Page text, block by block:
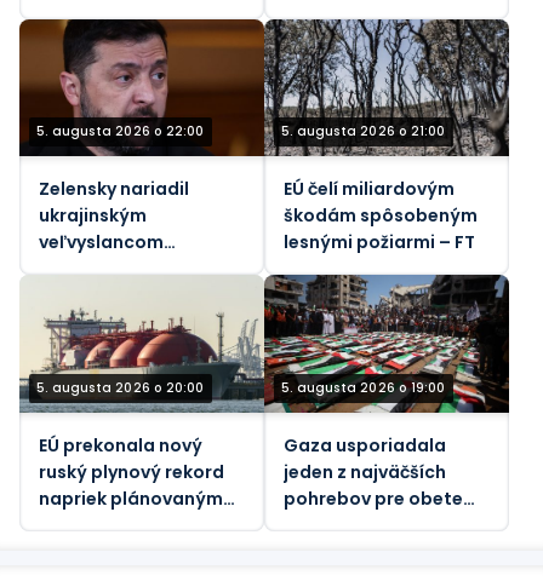
balistické rakety –
Reuters
5. augusta 2026 o 22:00
Zelensky nariadil
ukrajinským
veľvyslancom
špehovať svojich
5. augusta 2026 o 21:00
EÚ čelí miliardovým
škodám spôsobeným
lesnými požiarmi – FT
5. augusta 2026 o 20:00
EÚ prekonala nový
ruský plynový rekord
napriek plánovaným
5. augusta 2026 o 19:00
Gaza usporiadala
jeden z najväčších
pohrebov pre obete